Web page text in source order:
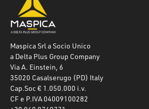
Maspica Srl a Socio Unico
a Delta Plus Group Company
Via A. Einstein, 6
35020 Casalserugo (PD) Italy
Cap.Soc € 1.050.000 i.v.
CF e P.IVA 04009100282